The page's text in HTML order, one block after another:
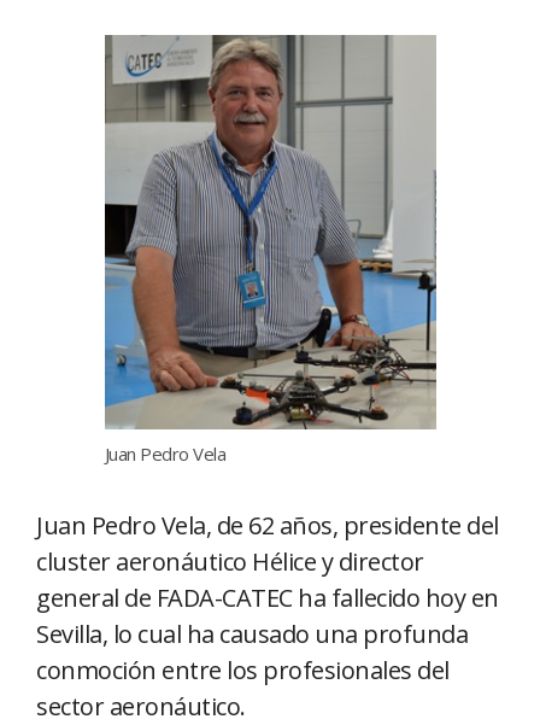
Juan Pedro Vela
Juan Pedro Vela, de 62 años, presidente del
cluster aeronáutico Hélice y director
general de FADA-CATEC ha fallecido hoy en
Sevilla, lo cual ha causado una profunda
conmoción entre los profesionales del
sector aeronáutico.